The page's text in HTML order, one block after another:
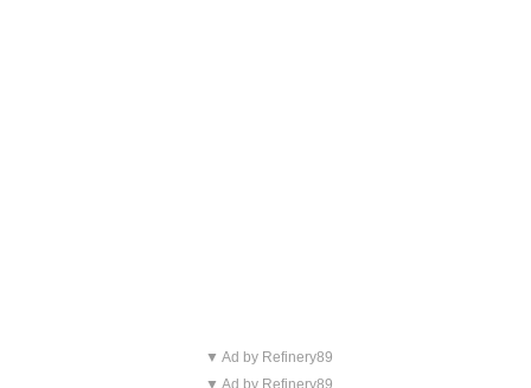
▼ Ad by Refinery89
▼ Ad by Refinery89